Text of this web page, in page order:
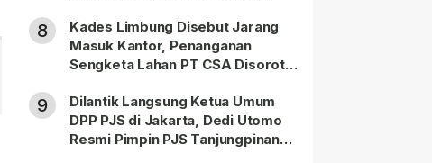
8
Kades Limbung Disebut Jarang
Masuk Kantor, Penanganan
Sengketa Lahan PT CSA Disorot
9
Dilantik Langsung Ketua Umum
DPP PJS di Jakarta, Dedi Utomo
Resmi Pimpin PJS Tanjungpinang-